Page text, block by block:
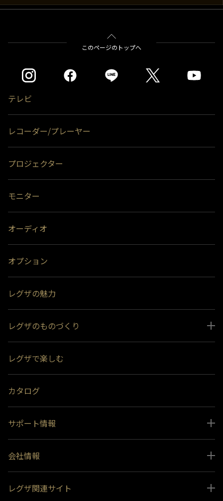
このページのトップへ
テレビ
レコーダー/プレーヤー
プロジェクター
モニター
オーディオ
オプション
レグザの魅力
レグザのものづくり
スペシャルコンテンツ
受賞履歴
レグザで楽しむ
カタログ
サポート情報
取扱説明書ダウンロード
インフォメーション 一覧
会社情報
ニュース
会社概要
レグザ関連サイト